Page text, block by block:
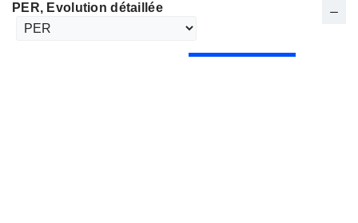
PER, Evolution détaillée